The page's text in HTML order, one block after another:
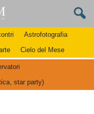
Astrofotografia
Cielo del Mese
star party)